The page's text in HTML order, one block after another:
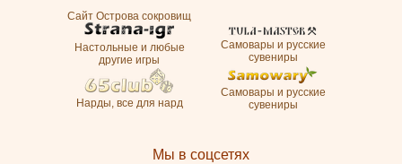
Сайт Острова сокровищ
Настольные и любые
другие игры
Самовары и русские
сувениры
Нарды, все для нард
Самовары и русские
сувениры
Мы в соцсетях